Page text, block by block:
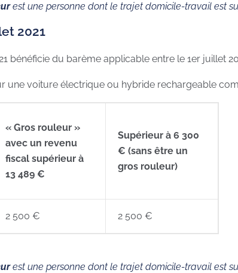
est une personne dont le trajet domicile-travail est
2021
bénéficie du barème applicable entre le 1er juillet
voiture électrique ou hybride rechargeable
« Gros rouleur »
avec un revenu
fiscal supérieur à
13 489 €
Supérieur à 6 300
€ (sans être un
gros rouleur)
2 500 € 2 500 €
est une personne dont le trajet domicile-travail est